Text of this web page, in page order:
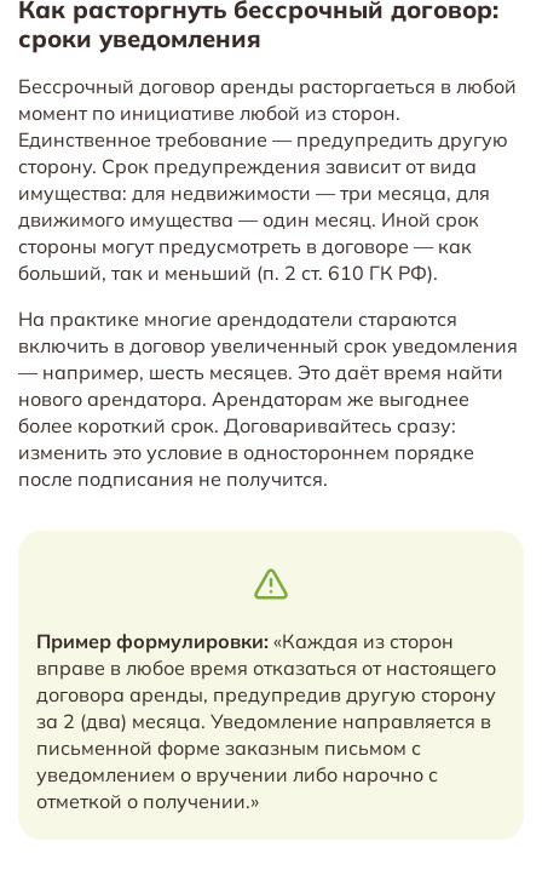
Как расторгнуть бессрочный договор:
сроки уведомления
Бессрочный договор аренды расторгаеться в любой
момент по инициативе любой из сторон.
Единственное требование — предупредить другую
сторону. Срок предупреждения зависит от вида
имущества: для недвижимости — три месяца, для
движимого имущества — один месяц. Иной срок
стороны могут предусмотреть в договоре — как
больший, так и меньший (п. 2 ст. 610 ГК РФ).
На практике многие арендодатели стараются
включить в договор увеличенный срок уведомления
— например, шесть месяцев. Это даёт время найти
нового арендатора. Арендаторам же выгоднее
более короткий срок. Договаривайтесь сразу:
изменить это условие в одностороннем порядке
после подписания не получится.
Пример формулировки: «Каждая из сторон
вправе в любое время отказаться от настоящего
договора аренды, предупредив другую сторону
за 2 (два) месяца. Уведомление направляется в
письменной форме заказным письмом с
уведомлением о вручении либо нарочно с
отметкой о получении.»